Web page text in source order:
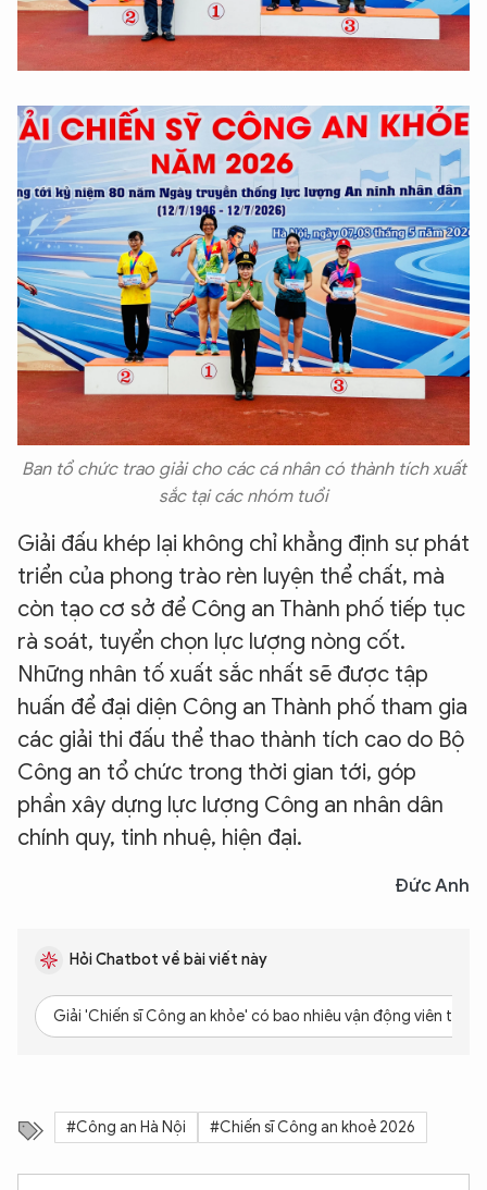
Ban tổ chức trao giải cho các cá nhân có thành tích xuất
sắc tại các nhóm tuổi
Giải đấu khép lại không chỉ khẳng định sự phát
triển của phong trào rèn luyện thể chất, mà
còn tạo cơ sở để Công an Thành phố tiếp tục
rà soát, tuyển chọn lực lượng nòng cốt.
Những nhân tố xuất sắc nhất sẽ được tập
huấn để đại diện Công an Thành phố tham gia
các giải thi đấu thể thao thành tích cao do Bộ
Công an tổ chức trong thời gian tới, góp
phần xây dựng lực lượng Công an nhân dân
chính quy, tinh nhuệ, hiện đại.
Đức Anh
Hỏi Chatbot về bài viết này
Giải 'Chiến sĩ Công an khỏe' có bao nhiêu vận động viên
#Công an Hà Nội #Chiến sĩ Công an khoẻ 2026